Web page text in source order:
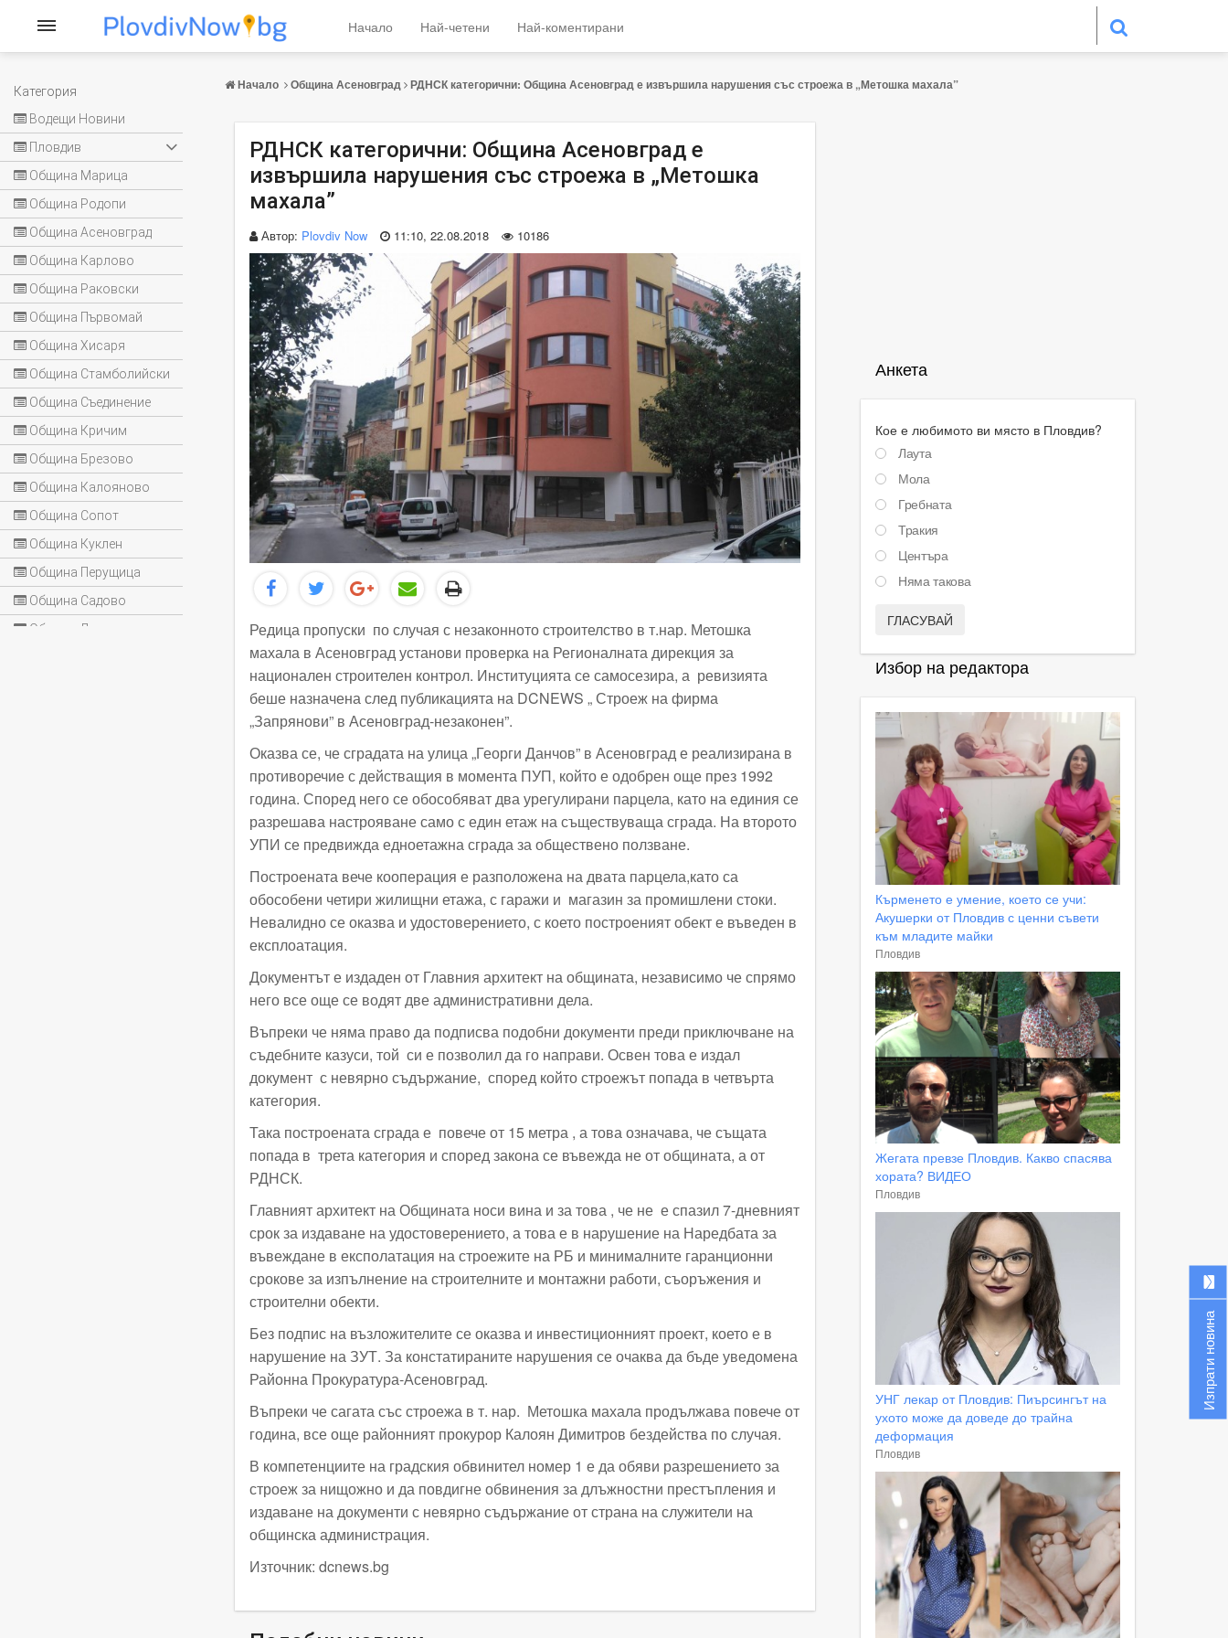
Категория
Водещи Новини
Пловдив
Община Марица
Община Родопи
Община Асеновград
Община Карлово
Община Раковски
Община Първомай
Община Хисаря
Община Стамболийски
Община Съединение
Община Кричим
Община Брезово
Община Калояново
Община Сопот
Община Куклен
Община Перущица
Община Садово
Община Лъки
Начало Най-четени Най-коментирани
Начало Община Асеновград РДНСК категорични: Община Асеновград е извършила нарушения със строежа в „Метошка махала”
РДНСК категорични: Община Асеновград е
извършила нарушения със строежа в „Метошка
махала”
Автор: Plovdiv Now 11:10, 22.08.2018 10186
Редица пропуски по случая с незаконното строителство в т.нар. Метошка
махала в Асеновград установи проверка на Регионалната дирекция за
национален строителен контрол. Институцията се самосезира, а ревизията
беше назначена след публикацията на DCNEWS „ Строеж на фирма
„Запрянови” в Асеновград-незаконен”.
Оказва се, че сградата на улица „Георги Данчов” в Асеновград е реализирана в
противоречие с действащия в момента ПУП, който е одобрен още през 1992
година. Според него се обособяват два урегулирани парцела, като на единия се
разрешава настрояване само с един етаж на съществуваща сграда. На второто
УПИ се предвижда едноетажна сграда за обществено ползване.
Построената вече кооперация е разположена на двата парцела,като са
обособени четири жилищни етажа, с гаражи и магазин за промишлени стоки.
Невалидно се оказва и удостоверението, с което построеният обект е въведен в
експлоатация.
Документът е издаден от Главния архитект на общината, независимо че спрямо
него все още се водят две административни дела.
Въпреки че няма право да подписва подобни документи преди приключване на
съдебните казуси, той си е позволил да го направи. Освен това е издал
документ с невярно съдържание, според който строежът попада в четвърта
категория.
Така построената сграда е повече от 15 метра , а това означава, че същата
попада в трета категория и според закона се въвежда не от общината, а от
РДНСК.
Главният архитект на Общината носи вина и за това , че не е спазил 7-дневният
срок за издаване на удостоверението, а това е в нарушение на Наредбата за
въвеждане в експолатация на строежите на РБ и минималните гаранционни
срокове за изпълнение на строителните и монтажни работи, съоръжения и
строителни обекти.
Без подпис на възложителите се оказва и инвестиционният проект, което е в
нарушение на ЗУТ. За констатираните нарушения се очаква да бъде уведомена
Районна Прокуратура-Асеновград.
Въпреки че сагата със строежа в т. нар. Метошка махала продължава повече от
година, все още районният прокурор Калоян Димитров бездейства по случая.
В компетенциите на градския обвинител номер 1 е да обяви разрешението за
строеж за нищожно и да повдигне обвинения за длъжностни престъпления и
издаване на документи с невярно съдържание от страна на служители на
общинска администрация.
Източник: dcnews.bg
Анкета
Кое е любимото ви място в Пловдив?
Лаута
Мола
Гребната
Тракия
Центъра
Няма такова
ГЛАСУВАЙ
Избор на редактора
Кърменето е умение, което се учи:
Акушерки от Пловдив с ценни съвети
към младите майки
Пловдив
Жегата превзе Пловдив. Какво спасява
хората? ВИДЕО
Пловдив
УНГ лекар от Пловдив: Пиърсингът на
ухото може да доведе до трайна
деформация
Пловдив
Изпрати новина